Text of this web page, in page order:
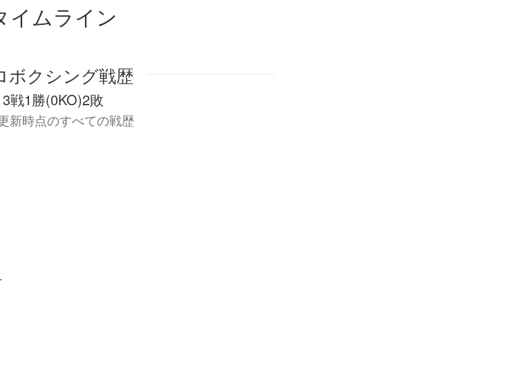
イムライン
ボクシング戦歴
3戦1勝(0KO)2敗
新時点のすべての戦歴